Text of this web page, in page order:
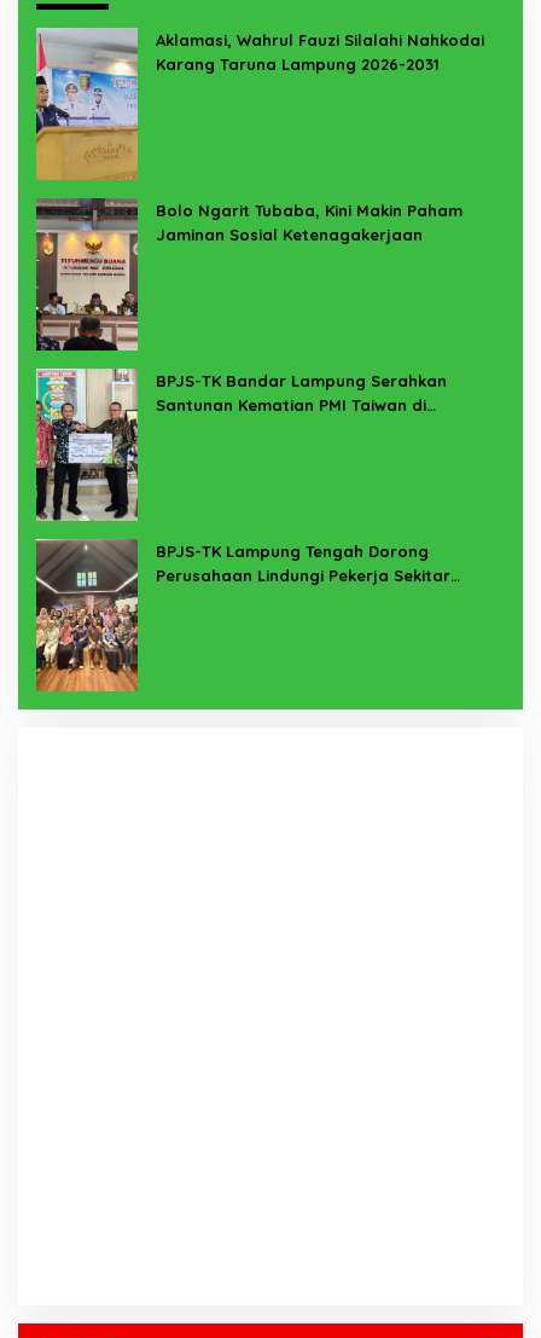
Aklamasi, Wahrul Fauzi Silalahi Nahkodai
Karang Taruna Lampung 2026-2031
Bolo Ngarit Tubaba, Kini Makin Paham
Jaminan Sosial Ketenagakerjaan
BPJS-TK Bandar Lampung Serahkan
Santunan Kematian PMI Taiwan di
BPJS-TK Lampung Tengah Dorong
Perusahaan Lindungi Pekerja Sekitar